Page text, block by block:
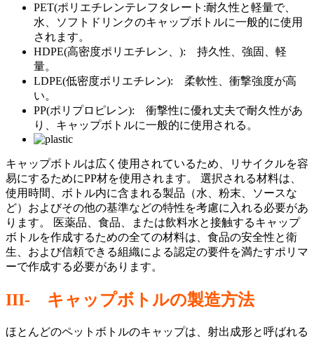
PET(ポリエチレンテレフタレート:耐久性と軽量で、
水、ソフトドリンクのキャップボトルに一般的に使用
されます。
HDPE(高密度ポリエチレン、): 持久性、強固、軽
量。
LDPE(低密度ポリエチレン): 柔軟性、衝撃強度が高
い。
PP(ポリプロピレン): 衝撃性に優れ丈夫で耐久性があ
り、キャップボトルに一般的に使用される。
キャップボトルは広く使用されているため、リサイクルを容
易にするためにPP材を使用されます。 選択される材料は、
使用時間、ボトル内に含まれる製品（水、粉末、ソースな
ど）およびその他の基準などの特性を考慮に入れる必要があ
ります。 医薬品、食品、または飲料水と接触するキャップ
ボトルを作成するための全ての材料は、食品の安全性と衛
生、および信頼できる組織による認定の要件を満たすポリマ
ーで作成する必要があります。
III- キャップボトルの製造方法
ほとんどのペットボトルのキャップは、射出成形と呼ばれる